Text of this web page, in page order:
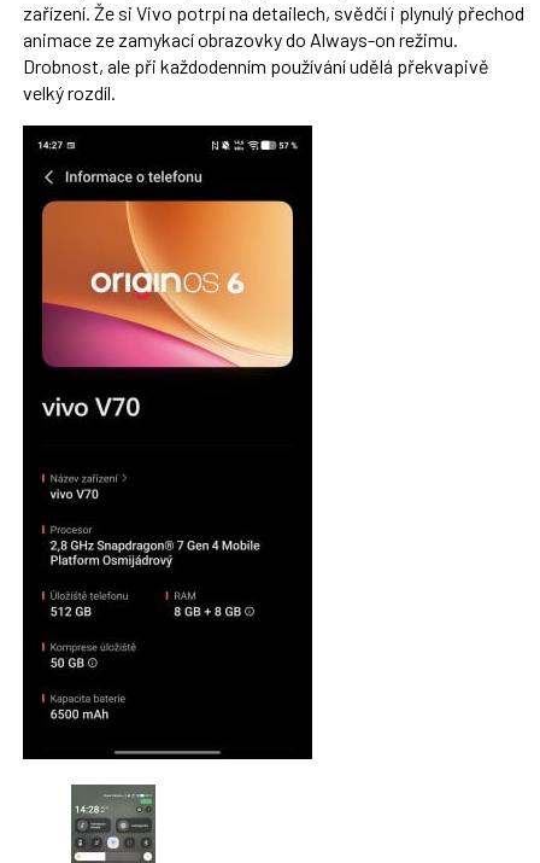
zařízení. Že si Vivo potrpí na detailech, svědčí i plynulý přechod
animace ze zamykací obrazovky do Always-on režimu.
Drobnost, ale při každodenním používání udělá překvapivě
velký rozdíl.